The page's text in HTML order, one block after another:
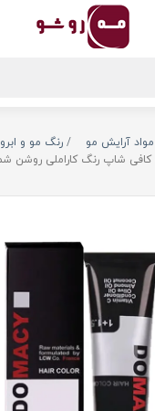
مواد آرایش مو
رنگ مو و ابرو